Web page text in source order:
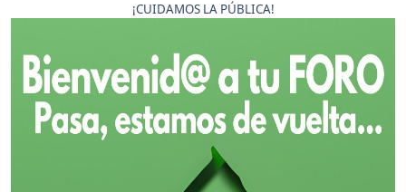
¡CUIDAMOS LA PÚBLICA!